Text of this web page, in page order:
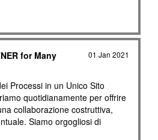
01 Jan 2021
for Many
Processi in un Unico Sito
quotidianamente per offrire
collaborazione costruttiva,
Siamo orgogliosi di